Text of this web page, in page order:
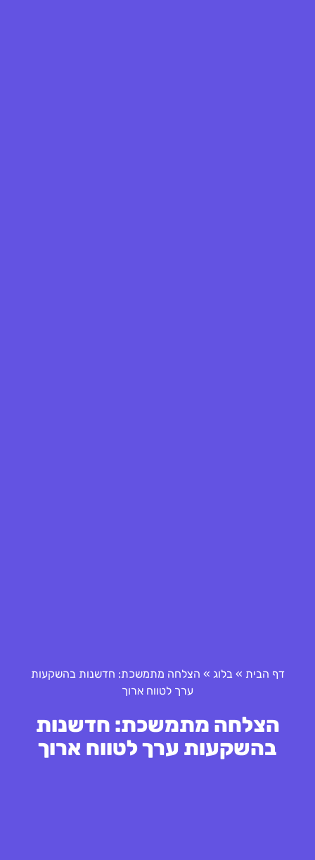
דף הבית »בלוג » הצלחה מתמשכת: חדשנות בהשקעות
ערך לטווח ארוך
הצלחה מתמשכת: חדשנות
בהשקעות ערך לטווח ארוך